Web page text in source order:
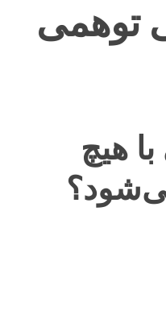
توهمی
هیچ